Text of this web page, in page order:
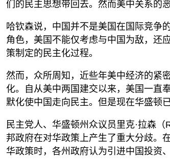
们的民主思想带回去。然而美中关系的
哈钦森说，中国并不是美国在国际竞争
角色，美国不能仅考虑与中国为敌，还
策制定的民主化过程。
然而，众所周知，近些年美中经济的紧
化。自从美中两国建交以来，美国一直
默化使中国走向民主。但是现在华盛顿
民主党人、华盛顿州众议员里克·拉森
邦政府在对华政策上产生了重大分歧。
华政策时，各州政府认为引进中国投资